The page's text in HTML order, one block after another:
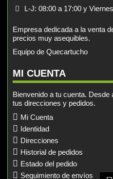
L-J: 08:00 a 17:00 y
Empresa dedicada a la venta
precios muy asequibles.
Equipo de Quecartucho
MI CUENTA
Bienvenido a tu cuenta.
tus direcciones y pedidos.
Mi Cuenta
Identidad
Direcciones
Historial de pedidos
Estado del pedido
Seguimiento de envíos